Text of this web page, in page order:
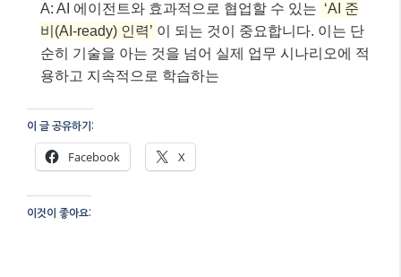
A: AI 에이전트와 효과적으로 협업할 수 있는 ‘AI 준
비(AI-ready) 인력’ 이 되는 것이 중요합니다. 이는 단
순히 기술을 아는 것을 넘어 실제 업무 시나리오에 적
용하고 지속적으로 학습하는
이 글 공유하기:
Facebook X
이것이 좋아요: